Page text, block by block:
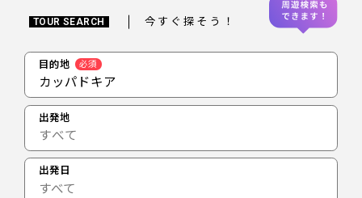
TOUR SEARCH 今すぐ探そう！
目的地 必須
カッパドキア
出発地
出発日
すべて